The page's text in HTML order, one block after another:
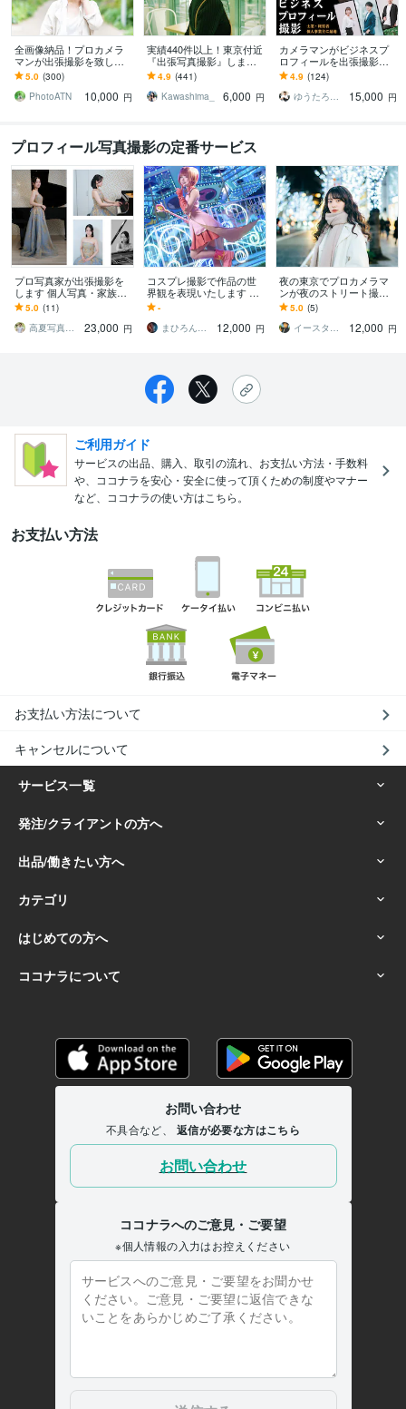
全画像納品！プロカメラ
マンが出張撮影を致しま
す 素敵な笑顔を引き出し
ます、人物撮影お任せく
ださい
5.0 (300)
PhotoATN
10,000 円
実績440件以上！東京付近
『出張写真撮影』します
枚数制限なし！女性カメ
ラマンがプロフィールな
ど撮影
4.9 (441)
Kawashima_
6,000 円
カメラマンがビジネスプ
ロフィールを出張撮影し
ます 第一印象を変えて、
クライアントから選ばれ
る写真をご提案
4.9 (124)
ゆうたろう｜選ばれる顔を仕立てる専門家
15,000 円
プロフィール写真撮影の定番サービス
プロ写真家が出張撮影を
します 個人写真・家族写
真はお任せください！自
然な表情を引き出します
5.0 (11)
高夏写真店（高夏カズヤ）
23,000 円
コスプレ撮影で作品の世
界観を表現いたします 多
灯ライティング可！初心
者レイヤー様でも安心の
ポージング指導
-
まひろんカメラ
12,000 円
夜の東京でプロカメラマ
ンが夜のストリート撮影
します プラチナランクの
プロカメラマンが夜の撮
影でライバルと差別化！
5.0 (5)
イースタ 東京フォトグラファー
12,000 円
ご利用ガイド
サービスの出品、購入、取引の流れ、お支払い方法・手数料
や、ココナラを安心・安全に使って頂くための制度やマナー
など、ココナラの使い方はこちら。
お支払い方法
お支払い方法について
キャンセルについて